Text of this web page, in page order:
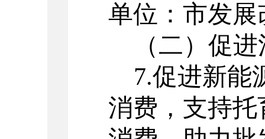
单位：市发展
（二） 促进
7.促进新能
消费，支持